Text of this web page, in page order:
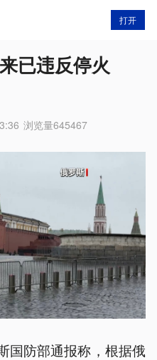
打开
已违反停火
浏览量645467
国防部通报称，根据俄